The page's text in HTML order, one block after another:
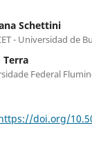
Schettini
- Universidad de
Terra
Federal
doi.org/